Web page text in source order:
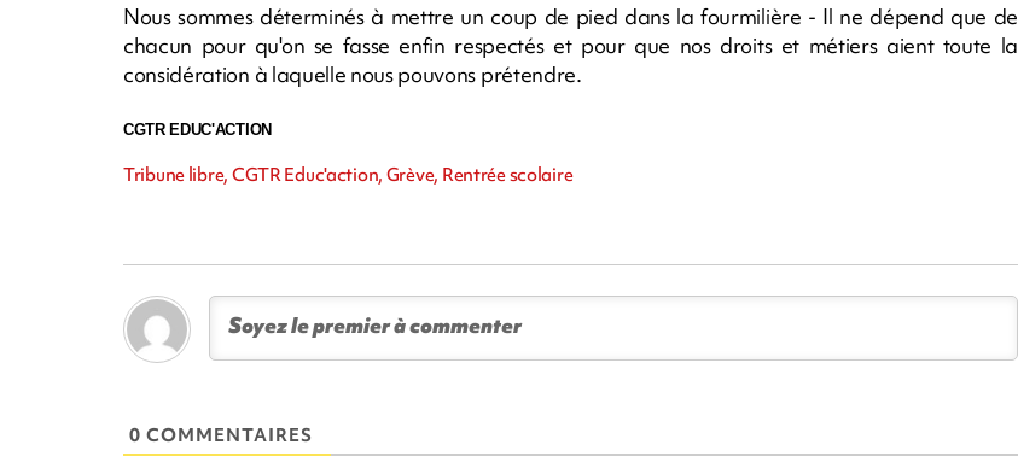
Nous sommes déterminés à mettre un coup de pied dans la fourmilière - Il ne dépend que de
chacun pour qu'on se fasse enfin respectés et pour que nos droits et métiers aient toute la
considération à laquelle nous pouvons prétendre.
CGTR EDUC'ACTION
Tribune libre, CGTR Educ'action, Grève, Rentrée scolaire
0 COMMENTAIRES